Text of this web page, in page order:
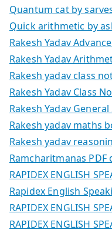
Quantum cat by
Quick arithmetic by
Rakesh Yadav
Rakesh Yadav
Rakesh yadav class
Rakesh Yadav Class
Rakesh Yadav
Rakesh yadav maths
Rakesh yadav
Ramcharitmanas PDF
RAPIDEX ENGLISH
Rapidex English
RAPIDEX ENGLISH
RAPIDEX ENGLISH